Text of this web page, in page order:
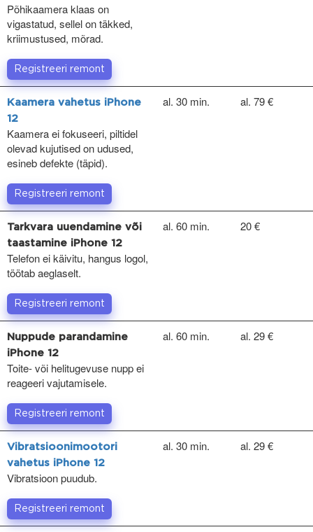
Põhikaamera klaas on
vigastatud, sellel on täkked,
kriimustused, mõrad.
Registreeri remont
Kaamera vahetus iPhone
12
Kaamera ei fokuseeri, piltidel
olevad kujutised on udused,
esineb defekte (täpid).
al. 30 min. al. 79 €
Registreeri remont
Tarkvara uuendamine või
taastamine iPhone 12
Telefon ei käivitu, hangus logol,
töötab aeglaselt.
al. 60 min. 20 €
Registreeri remont
Nuppude parandamine
iPhone 12
Toite- või helitugevuse nupp ei
reageeri vajutamisele.
al. 60 min. al. 29 €
Registreeri remont
Vibratsioonimootori
vahetus iPhone 12
Vibratsioon puudub.
al. 30 min. al. 29 €
Registreeri remont